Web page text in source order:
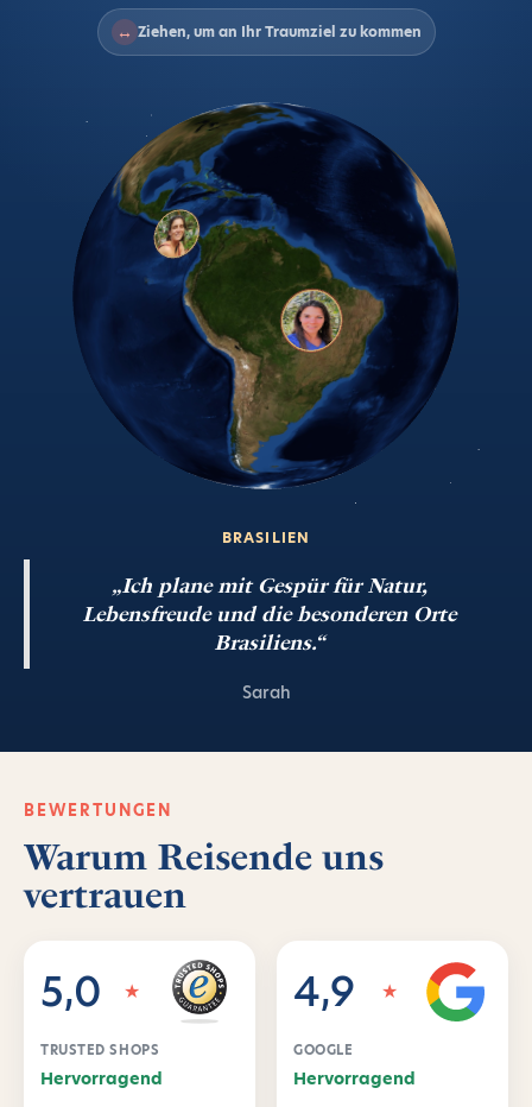
↔ Ziehen, um an Ihr Traumziel zu kommen
BRASILIEN
„Ich plane mit Gespür für Natur,
Lebensfreude und die besonderen Orte
Brasiliens.“
Sarah
BEWERTUNGEN
Warum Reisende uns
vertrauen
5,0 ★
TRUSTED SHOPS
Hervorragend
4,9 ★
GOOGLE
Hervorragend